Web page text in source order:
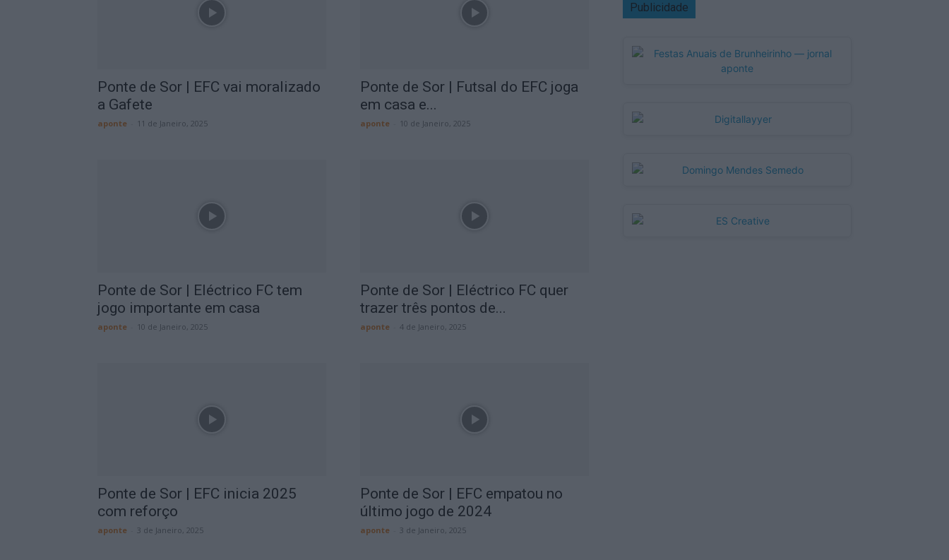
Ponte de Sor | EFC vai moralizado
a Gafete
aponte 11 de Janeiro, 2025
Ponte de Sor | Futsal do EFC joga
em casa e...
aponte 10 de Janeiro, 2025
Ponte de Sor | Eléctrico FC tem
jogo importante em casa
aponte 10 de Janeiro, 2025
Ponte de Sor | Eléctrico FC quer
trazer três pontos de...
aponte 4 de Janeiro, 2025
Ponte de Sor | EFC inicia 2025
com reforço
aponte 3 de Janeiro, 2025
Ponte de Sor | EFC empatou no
último jogo de 2024
aponte 3 de Janeiro, 2025
Publicidade